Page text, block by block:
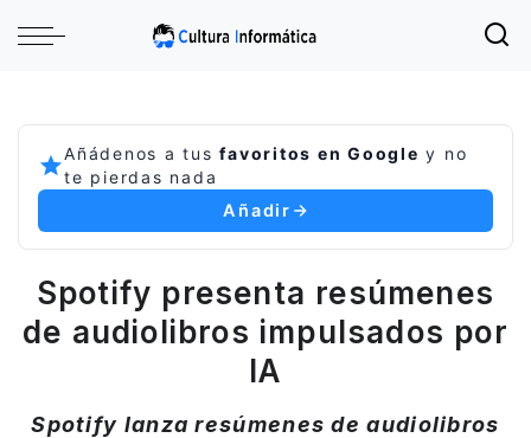
Añádenos a tusfavoritos en Google y no
te pierdas nada
Añadir
Spotify presenta resúmenes
de audiolibros impulsados por
IA
Spotify lanza resúmenes de audiolibros